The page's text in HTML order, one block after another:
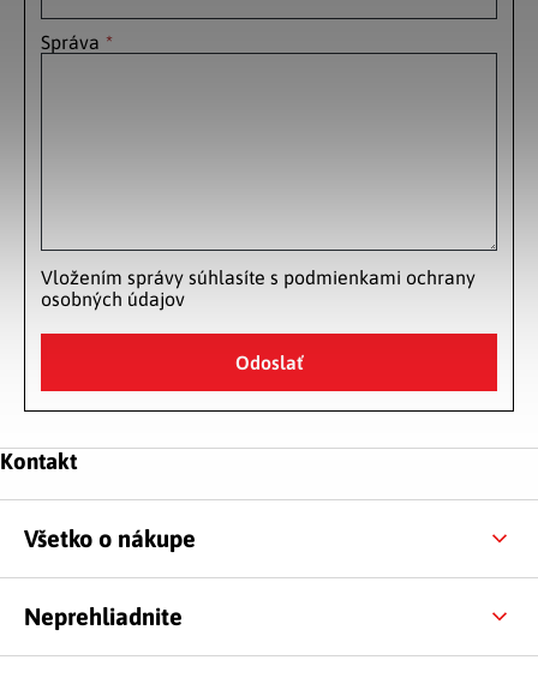
Správa
Vložením správy súhlasíte s podmienkami ochrany
osobných údajov
Odoslať
Zápätie
Kontakt
Všetko o nákupe
Neprehliadnite